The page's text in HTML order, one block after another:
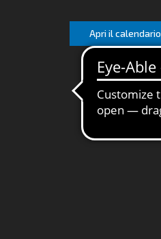
Apri il calendario